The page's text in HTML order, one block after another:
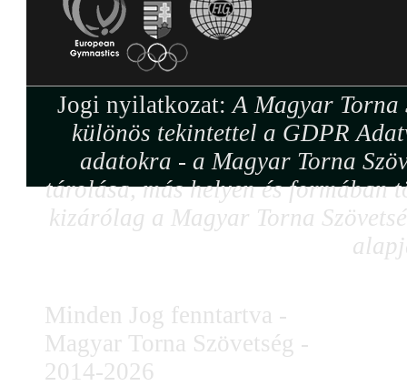
Jogi nyilatkozat:A Magyar Torna
különös tekintettel a GDPR
adatokra - a Magyar Torna
tárolása, más helyen és formában
kizárólag a Magyar Torna
Minden Jog fenntartva -
Magyar Torna Szövetség -
2014-2026